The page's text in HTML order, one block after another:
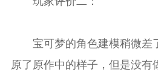
宝可梦的角色建模稍微差
原了原作中的样子，但是没有